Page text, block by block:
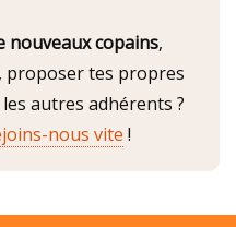
nouveaux copains,
proposer tes propres
autres adhérents ?
nous vite !